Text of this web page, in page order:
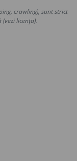
crawling), sunt strict
licența).